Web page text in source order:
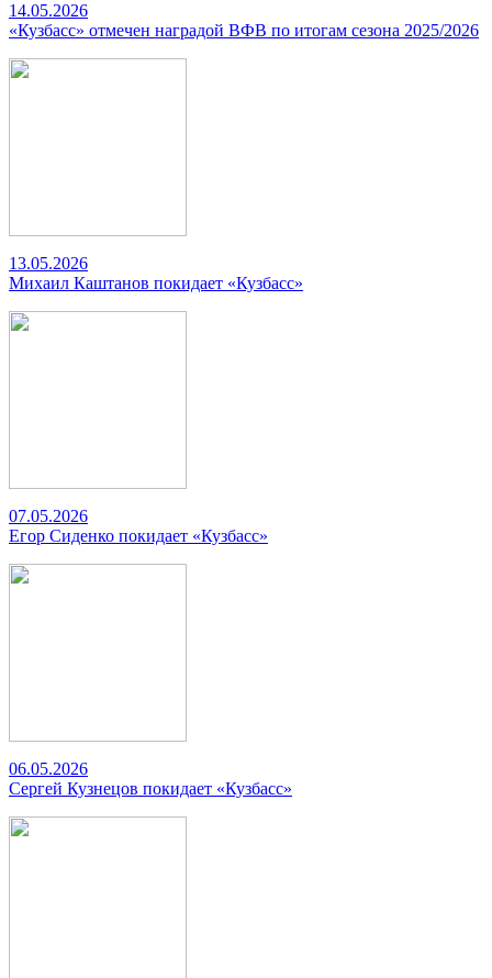
14.05.2026
«Кузбасс» отмечен наградой ВФВ по итогам сезона 2025/2026
13.05.2026
Михаил Каштанов покидает «Кузбасс»
07.05.2026
Егор Сиденко покидает «Кузбасс»
06.05.2026
Сергей Кузнецов покидает «Кузбасс»